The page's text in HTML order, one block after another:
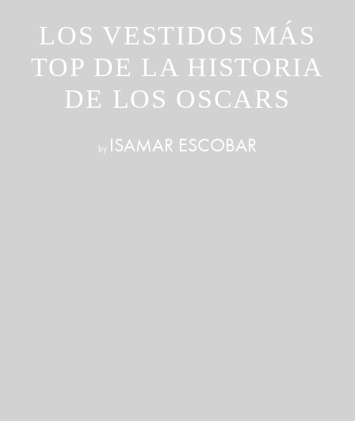
LOS VESTIDOS MÁS
TOP DE LA HISTORIA
DE LOS OSCARS
by ISAMAR ESCOBAR